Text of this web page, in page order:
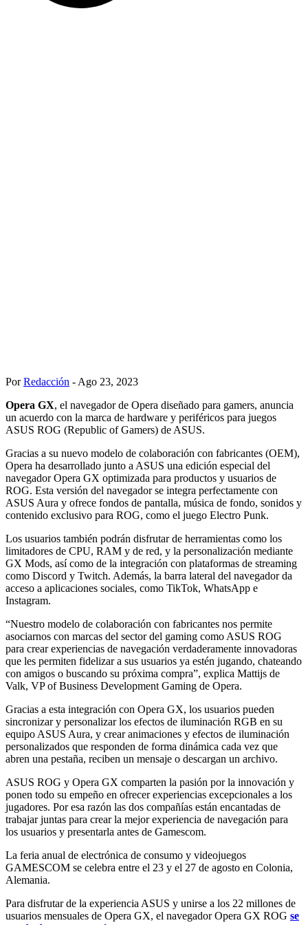
PorRedacción - Ago 23, 2023
Opera GX, el navegador de Opera diseñado para gamers, anuncia
un acuerdo con la marca de hardware y periféricos para juegos
ASUS ROG (Republic of Gamers) de ASUS.
Gracias a su nuevo modelo de colaboración con fabricantes (OEM),
Opera ha desarrollado junto a ASUS una edición especial del
navegador Opera GX optimizada para productos y usuarios de
ROG. Esta versión del navegador se integra perfectamente con
ASUS Aura y ofrece fondos de pantalla, música de fondo, sonidos y
contenido exclusivo para ROG, como el juego Electro Punk.
Los usuarios también podrán disfrutar de herramientas como los
limitadores de CPU, RAM y de red, y la personalización mediante
GX Mods, así como de la integración con plataformas de streaming
como Discord y Twitch. Además, la barra lateral del navegador da
acceso a aplicaciones sociales, como TikTok, WhatsApp e
Instagram.
“Nuestro modelo de colaboración con fabricantes nos permite
asociarnos con marcas del sector del gaming como ASUS ROG
para crear experiencias de navegación verdaderamente innovadoras
que les permiten fidelizar a sus usuarios ya estén jugando, chateando
con amigos o buscando su próxima compra”, explica Mattijs de
Valk, VP of Business Development Gaming de Opera.
Gracias a esta integración con Opera GX, los usuarios pueden
sincronizar y personalizar los efectos de iluminación RGB en su
equipo ASUS Aura, y crear animaciones y efectos de iluminación
personalizados que responden de forma dinámica cada vez que
abren una pestaña, reciben un mensaje o descargan un archivo.
ASUS ROG y Opera GX comparten la pasión por la innovación y
ponen todo su empeño en ofrecer experiencias excepcionales a los
jugadores. Por esa razón las dos compañías están encantadas de
trabajar juntas para crear la mejor experiencia de navegación para
los usuarios y presentarla antes de Gamescom.
La feria anual de electrónica de consumo y videojuegos
GAMESCOM se celebra entre el 23 y el 27 de agosto en Colonia,
Alemania.
Para disfrutar de la experiencia ASUS y unirse a los 22 millones de
usuarios mensuales de Opera GX, el navegador Opera GX ROG se